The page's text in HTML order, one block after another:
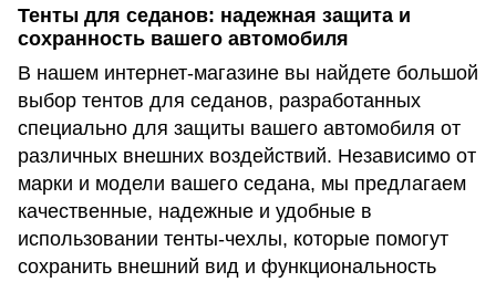
Тенты для седанов: надежная защита и
сохранность вашего автомобиля
В нашем интернет-магазине вы найдете большой
выбор тентов для седанов, разработанных
специально для защиты вашего автомобиля от
различных внешних воздействий. Независимо от
марки и модели вашего седана, мы предлагаем
качественные, надежные и удобные в
использовании тенты-чехлы, которые помогут
сохранить внешний вид и функциональность